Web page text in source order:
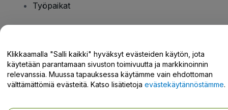
Työpaikat
Tukikeskus / Ota meihin yhteyttä
Klikkaamalla "Salli kaikki" hyväksyt evästeiden käytön, jota
käytetään parantamaan sivuston toimivuutta ja markkinoinnin
relevanssia. Muussa tapauksessa käytämme vain ehdottoman
välttämättömiä evästeitä. Katso lisätietoja evästekäytännöstämme.